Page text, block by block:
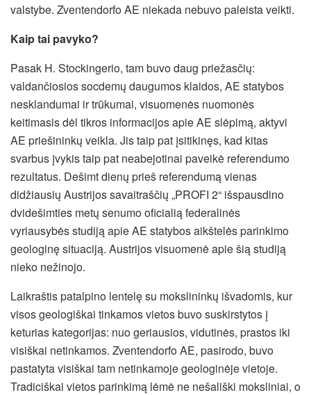
valstybe. Zventendorfo AE niekada nebuvo paleista veikti.
Kaip tai pavyko?
Pasak H. Stockingerio, tam buvo daug priežasčių:
valdančiosios socdemų daugumos klaidos, AE statybos
nesklandumai ir trūkumai, visuomenės nuomonės
keitimasis dėl tikros informacijos apie AE slėpimą, aktyvi
AE priešininkų veikla. Jis taip pat įsitikinęs, kad kitas
svarbus įvykis taip pat neabejotinai paveikė referendumo
rezultatus. Dešimt dienų prieš referendumą vienas
didžiausių Austrijos savaitraščių „PROFI 2“ išspausdino
dvidešimties metų senumo oficialią federalinės
vyriausybės studiją apie AE statybos aikštelės parinkimo
geologinę situaciją. Austrijos visuomenė apie šią studiją
nieko nežinojo.
Laikraštis patalpino lentelę su mokslininkų išvadomis, kur
visos geologiškai tinkamos vietos buvo suskirstytos į
keturias kategorijas: nuo geriausios, vidutinės, prastos iki
visiškai netinkamos. Zventendorfo AE, pasirodo, buvo
pastatyta visiškai tam netinkamoje geologinėje vietoje.
Tradiciškai vietos parinkimą lėmė ne nešališki moksliniai, o